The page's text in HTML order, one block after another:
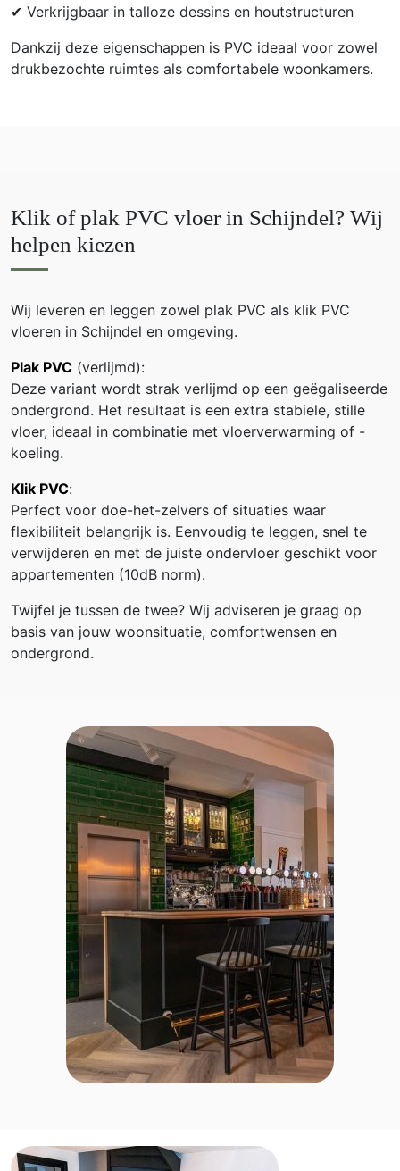
✔ Verkrijgbaar in talloze dessins en houtstructuren
Dankzij deze eigenschappen is PVC ideaal voor zowel
drukbezochte ruimtes als comfortabele woonkamers.
Klik of plak PVC vloer in Schijndel? Wij
helpen kiezen
Wij leveren en leggen zowel plak PVC als klik PVC
vloeren in Schijndel en omgeving.
Plak PVC (verlijmd):
Deze variant wordt strak verlijmd op een geëgaliseerde
ondergrond. Het resultaat is een extra stabiele, stille
vloer, ideaal in combinatie met vloerverwarming of -
koeling.
Klik PVC:
Perfect voor doe-het-zelvers of situaties waar
flexibiliteit belangrijk is. Eenvoudig te leggen, snel te
verwijderen en met de juiste ondervloer geschikt voor
appartementen (10dB norm).
Twijfel je tussen de twee? Wij adviseren je graag op
basis van jouw woonsituatie, comfortwensen en
ondergrond.